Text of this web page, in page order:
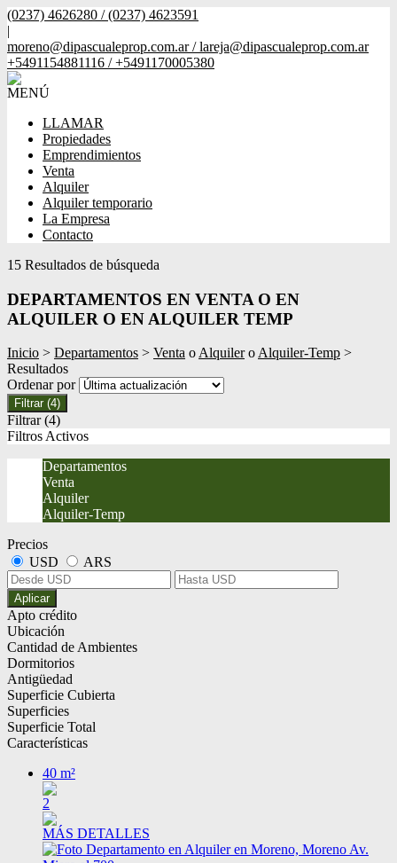
(0237) 4626280 / (0237) 4623591
|
moreno@dipascualeprop.com.ar / lareja@dipascualeprop.com.ar
+5491154881116 / +5491170005380
MENÚ
LLAMAR
Propiedades
Emprendimientos
Venta
Alquiler
Alquiler temporario
La Empresa
Contacto
15 Resultados de búsqueda
DEPARTAMENTOS EN VENTA O EN
ALQUILER O EN ALQUILER TEMP
Inicio > Departamentos > Venta oAlquileroAlquiler-Temp >
Resultados
Ordenar por
Filtrar (4)
Filtrar (4)
Filtros Activos
Departamentos
Venta
Alquiler
Alquiler-Temp
Precios
USD
ARS
Aplicar
Apto crédito
Ubicación
Cantidad de Ambientes
Dormitorios
Antigüedad
Superficie Cubierta
Superficies
Superficie Total
Características
40 m²
2
MÁS DETALLES